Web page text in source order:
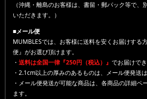
（沖縄・離島のお客様は、書留・郵パック等で、
いただきます。）
■メール便
MUMBLESでは、お客様に送料を安くお届けする
便』がお選び頂けます。
・ 送料は全国一律『250円（税込）』 でお届けでき
・2.1cm以上の厚みのあるものは、メール便発送は
・メール便発送が可能な商品は、各商品の詳細ペ
ます。